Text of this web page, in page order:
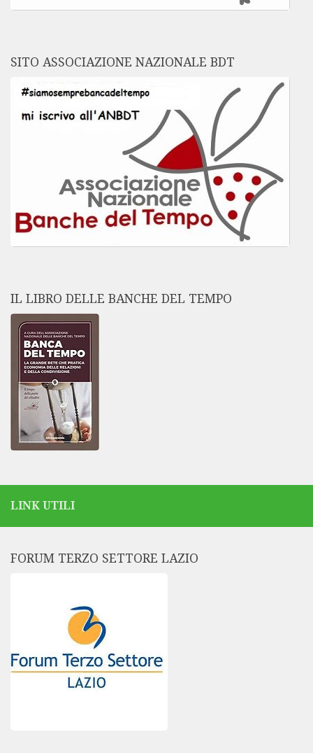
SITO ASSOCIAZIONE NAZIONALE BDT
IL LIBRO DELLE BANCHE DEL TEMPO
LINK UTILI
FORUM TERZO SETTORE LAZIO